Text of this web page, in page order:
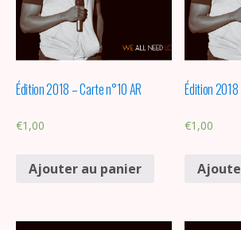
Édition 2018 – Carte n°10 AR
€1,00
Ajouter au panier
Édition 2018
€1,00